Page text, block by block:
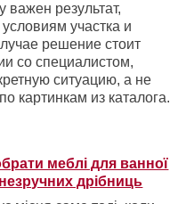
результат,
участка и
решение стоит
со специалистом,
ситуацию, а не
картинкам из каталога.
меблі для ванної
дрібниць